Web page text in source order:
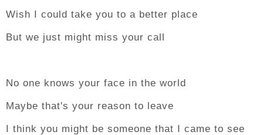
Wish I could take you to a better place
But we just might miss your call
No one knows your face in the world
Maybe that's your reason to leave
I think you might be someone that I came to see